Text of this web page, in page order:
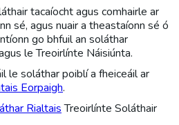
tacaíocht agus comhairle ar
sé, agus nuair a theastaíonn sé ó
go bhfuil an soláthar
le Treoirlínte Náisiúnta.
le soláthar poiblí a fheiceáil ar
Eorpaigh.
RialtaisTreoirlínte Soláthair